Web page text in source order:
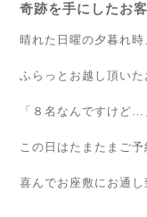
奇跡を手にしたお
晴れた日曜の夕暮れ時
ふらっとお越し頂いた
「８名なんですけど…
この日はたまたまご予
喜んでお座敷にお通し